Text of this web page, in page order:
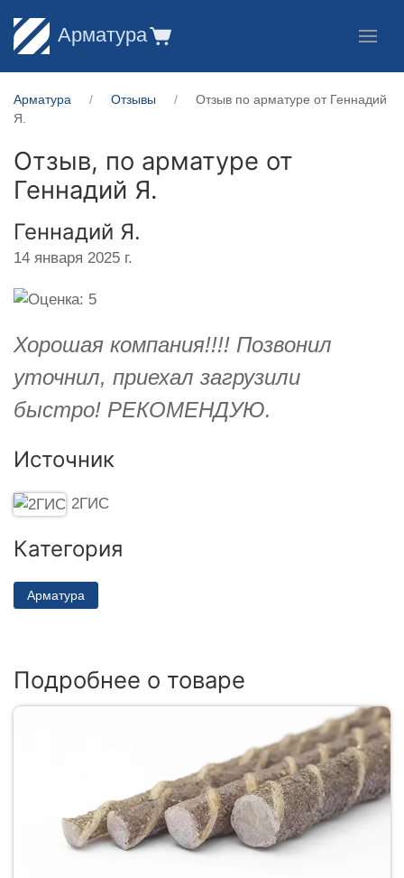
Арматура
Арматура Отзывы
Отзыв по арматуре от Геннадий
Я.
Отзыв, по арматуре от
Геннадий Я.
Геннадий Я.
14 января 2025 г.
Хорошая компания!!!! Позвонил
уточнил, приехал загрузили
быстро! РЕКОМЕНДУЮ.
Источник
2ГИС
Категория
Арматура
Подробнее о товаре